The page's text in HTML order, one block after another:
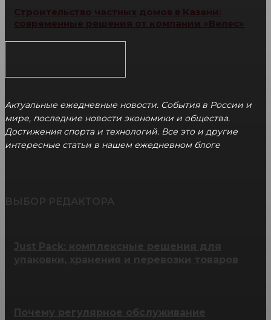
Строительство частных домов в Казани:
современные решения от компании «Велес»
Актуальные ежедневные новости. События в России и
мире, последние новости экономики и общества.
Достижения спорта и технологий. Все это и другие
интересные статьи в нашем ежедневном блоге
Just Pack: комплексные решения для
упаковки, хранения и перевозки товаров
Почему регулярное обслуживание